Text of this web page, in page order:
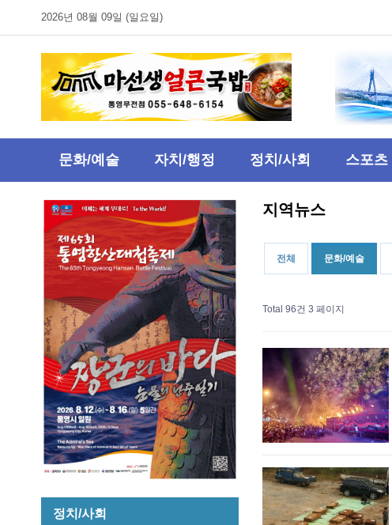
2026년 08월 09일 (일요일)
문화/예술 자치/행정 정치/사회 스포츠
정치/사회
지역뉴스
전체 문화/예술
Total 96건 3 페이지